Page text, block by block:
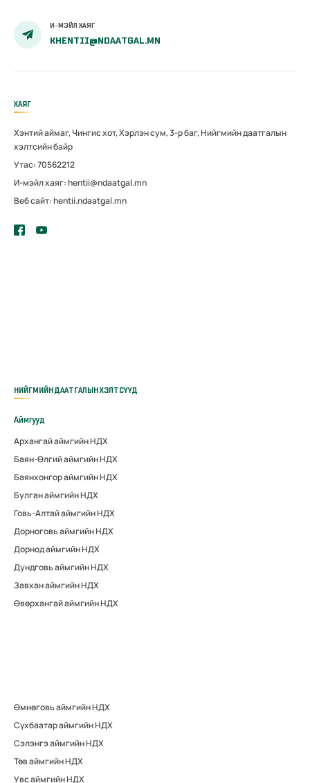
И-МЭЙЛ ХАЯГ
KHENTII@NDAATGAL.MN
ХАЯГ
Хэнтий аймаг, Чингис хот, Хэрлэн сум, 3-р баг, Нийгмийн даатгалын
хэлтсийн байр
Утас: 70562212
И-мэйл хаяг: hentii@ndaatgal.mn
Веб сайт: hentii.ndaatgal.mn
НИЙГМИЙН ДААТГАЛЫН ХЭЛТСҮҮД
Аймгууд
Архангай аймгийн НДХ
Баян-Өлгий аймгийн НДХ
Баянхонгор аймгийн НДХ
Булган аймгийн НДХ
Говь-Алтай аймгийн НДХ
Дорноговь аймгийн НДХ
Дорнод аймгийн НДХ
Дундговь аймгийн НДХ
Завхан аймгийн НДХ
Өвөрхангай аймгийн НДХ
Өмнөговь аймгийн НДХ
Сүхбаатар аймгийн НДХ
Сэлэнгэ аймгийн НДХ
Төв аймгийн НДХ
Увс аймгийн НДХ